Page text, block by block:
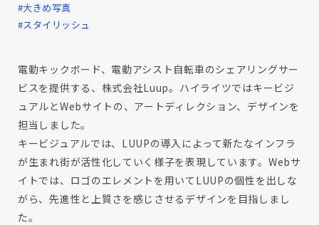
#大きめ写真
#スタイリッシュ
電動キックボード、電動アシスト自転車のシェアリングサー
ビスを提供する、株式会社Luup。ハイライツではキービジ
ュアルとWebサイトの、アートディレクション、デザインを
担当しました。
キービジュアルでは、LUUPの導入によって新たなインフラ
が生まれ街が活性化していく様子を表現しています。Webサ
イトでは、ロゴのエレメントを用いてLUUPの個性を出しな
がら、先進性と上質さを感じさせるデザインを目指しまし
た。